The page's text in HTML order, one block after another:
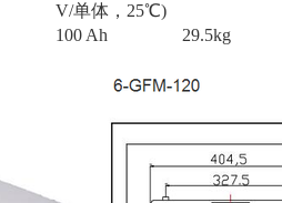
V/单体，25℃)
100 Ah 29.5kg